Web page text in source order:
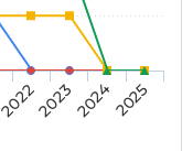
2022202320242025